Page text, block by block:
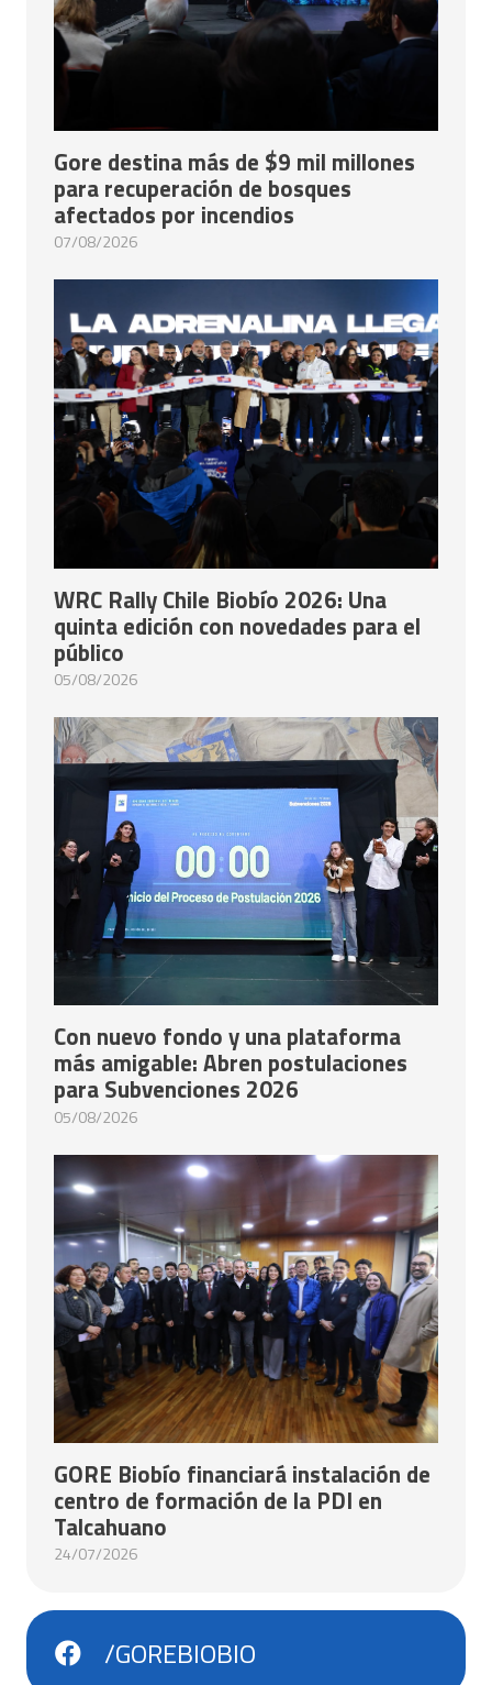
Gore destina más de $9 mil millones
para recuperación de bosques
afectados por incendios
07/08/2026
WRC Rally Chile Biobío 2026: Una
quinta edición con novedades para el
público
05/08/2026
Con nuevo fondo y una plataforma
más amigable: Abren postulaciones
para Subvenciones 2026
05/08/2026
GORE Biobío financiará instalación de
centro de formación de la PDI en
Talcahuano
24/07/2026
/GOREBIOBIO